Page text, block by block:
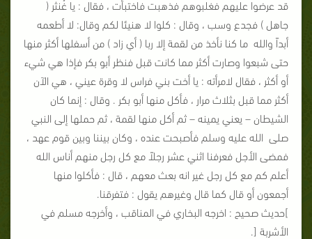
قد عرضوا عليهم فغلبوهم فذهبت فاختبأت ، فقال : يا غُنثر (
جاهل ) فجدع وسب ، وقال : كلوا لا هنيئا لكم وقال: لا أطعمه
أبداً والله ما كنا نأخذ من لقمة إلا ربا ( أي زاد ) من أسفلها أكثر منها
حتى شبعوا وصارت أكثر مما كانت قبل فنظر أبو بكر فإذا هي شيء
أو أكثر ، فقال لامرأته : يا أخت بني فراس لا وقرة عيني ، هي الآن
أكثر مما قبل بثلاث مرار ، فأكل منها أبو بكر . وقال : إنما كان
الشيطان – يعني يمينه – ثم أكل منها لقمة ، ثم حملها إلى النبي
صلى الله عليه وسلم فأصبحت عنده ، وكان بيننا وبين قوم عهد ،
فمضى الأجل فعرفنا اثني عشر رجلاً مع كل رجل منهم أناس الله
أعلم كم مع كل رجل غير انه بعث معهم ، قال : فأكلوا منها
أجمعون أو قال كما قال وغيرهم يقول : فتفرقنا.
]حديث صحيح : اخرجه البخاري في المناقب ، وأخرجه مسلم في
الأشربة [.